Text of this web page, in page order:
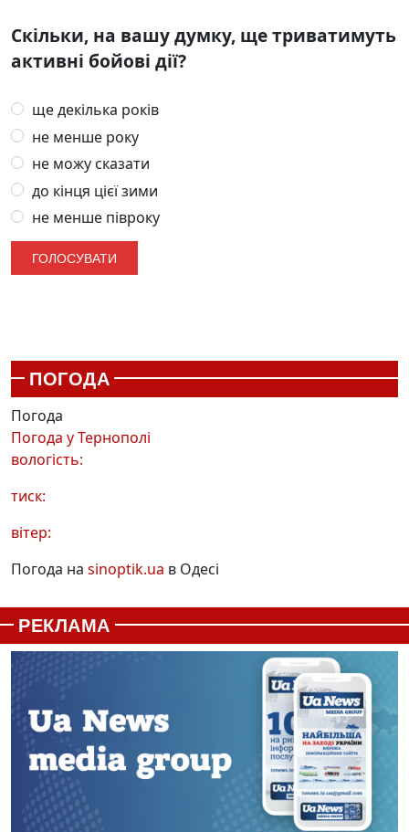
Скільки, на вашу думку, ще триватимуть
активні бойові дії?
ще декілька років
не менше року
не можу сказати
до кінця цієї зими
не менше півроку
ПОГОДА
Погода
Погода уТернополі
вологість:
тиск:
вітер:
Погода на sinoptik.ua в Одесі
РЕКЛАМА